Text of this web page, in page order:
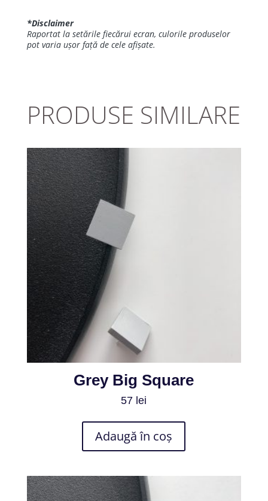
*Disclaimer
Raportat la setările fiecărui ecran, culorile produselor
pot varia ușor față de cele afișate.
PRODUSE SIMILARE
Grey Big Square
57 lei
Adaugă în coș